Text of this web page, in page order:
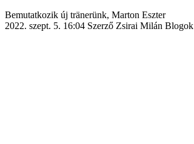
Bemutatkozik új tränerünk, Marton Eszter
2022. szept. 5. 16:04 Szerző Zsirai Milán Blogok